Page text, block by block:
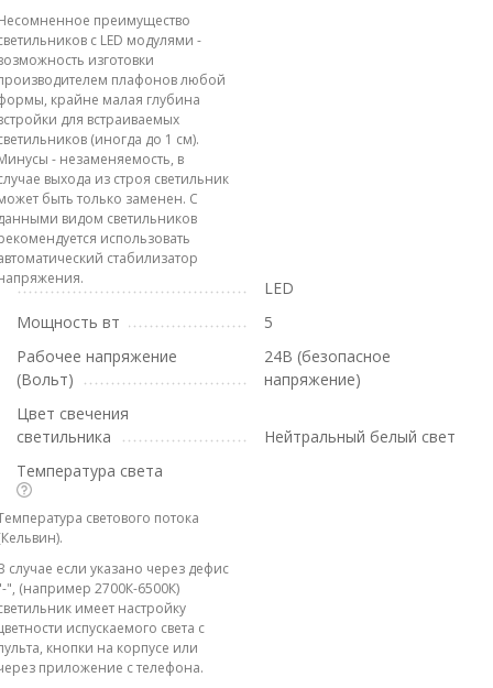
преимущество
с LED модулями -
изготовки
плафонов любой
крайне малая глубина
для встраиваемых
(иногда до 1 см).
- незаменяемость, в
выхода из строя светильник
быть только заменен. С
видом светильников
использовать
стабилизатор
LED
Мощность вт
5
Рабочее напряжение
(Вольт)
24В (безопасное
напряжение)
Цвет свечения
светильника
Нейтральный белый свет
Температура света
светового потока
случае если указано через дефис
", (например 2700К-6500К)
имеет настройку
испускаемого света с
кнопки на корпусе или
приложение с телефона.